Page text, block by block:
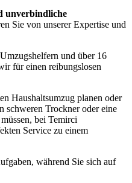
unverbindliche
Sie von unserer Expertise und
und über 16
für einen reibungslosen
Haushaltsumzug planen oder
schweren Trockner oder eine
bei Temirci
Service zu einem
während Sie sich auf